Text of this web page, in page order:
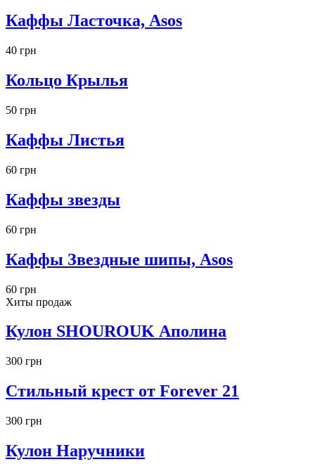
Каффы Ласточка, Asos
40 грн
Кольцо Крылья
50 грн
Каффы Листья
60 грн
Каффы звезды
60 грн
Каффы Звездные шипы, Asos
60 грн
Хиты продаж
Кулон SHOUROUK Аполина
300 грн
Стильный крест от Forever 21
300 грн
Кулон Наручники